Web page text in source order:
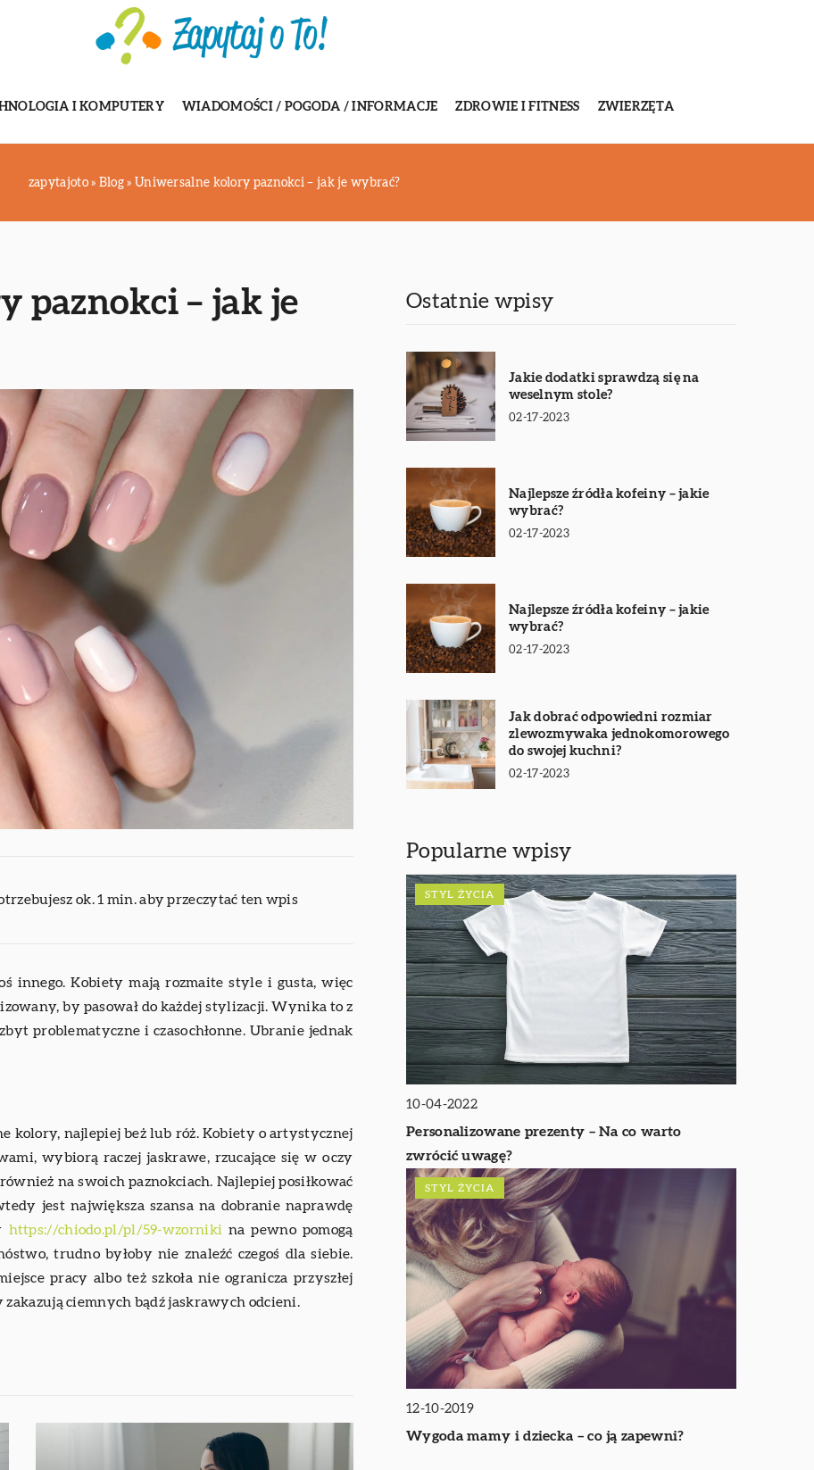
I KOMPUTERY WIADOMOŚCI / POGODA / INFORMACJE ZDROWIE I FITNESS ZWIERZĘTA
zapytajoto» Blog » Uniwersalne kolory paznokci – jak je wybrać?
paznokci – jak je
ok. 1 min. aby przeczytać ten wpis
innego. Kobiety mają rozmaite style i gusta, więc
by pasował do każdej stylizacji. Wynika to z
problematyczne i czasochłonne. Ubranie jednak
kolory, najlepiej beż lub róż. Kobiety o artystycznej
wybiorą raczej jaskrawe, rzucające się w oczy
na swoich paznokciach. Najlepiej posiłkować
jest największa szansa na dobranie naprawdę
https://chiodo.pl/pl/59-wzorniki na pewno pomogą
trudno byłoby nie znaleźć czegoś dla siebie.
pracy albo też szkoła nie ogranicza przyszłej
ciemnych bądź jaskrawych odcieni.
Ostatnie wpisy
Jakie dodatki sprawdzą się na
weselnym stole?
02-17-2023
Najlepsze źródła kofeiny – jakie
wybrać?
02-17-2023
Najlepsze źródła kofeiny – jakie
wybrać?
02-17-2023
Jak dobrać odpowiedni rozmiar
zlewozmywaka jednokomorowego
do swojej kuchni?
02-17-2023
Popularne wpisy
STYL ŻYCIA
10-04-2022
Personalizowane prezenty – Na co warto
zwrócić uwagę?
STYL ŻYCIA
12-10-2019
Wygoda mamy i dziecka – co ją zapewni?